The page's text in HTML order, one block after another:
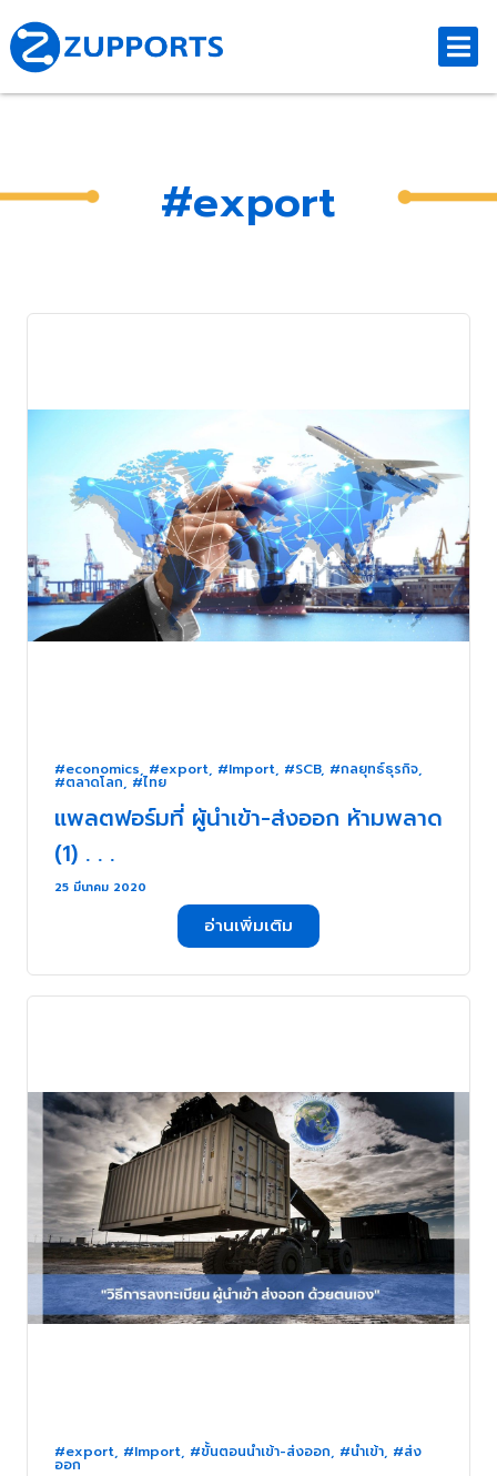
#export
#economics, #export, #Import, #SCB, #กลยุทธ์ธุรกิจ,
#ตลาดโลก, #ไทย
แพลตฟอร์มที่ ผู้นำเข้า-ส่งออก ห้ามพลาด
(1) . . .
25 มีนาคม 2020
อ่านเพิ่มเติม
#export, #Import, #ขั้นตอนนำเข้า-ส่งออก, #นำเข้า, #ส่ง
ออก